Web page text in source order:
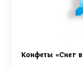
Конфеты «Снег